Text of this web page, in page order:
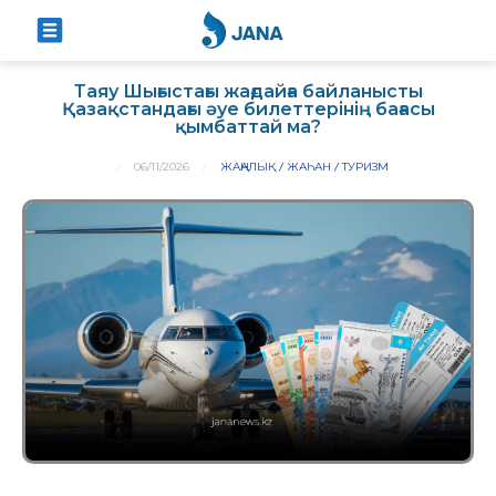
Таяу Шығыстағы жағдайға байланысты
Қазақстандағы әуе билеттерінің бағасы
қымбаттай ма?
06/11/2026 ЖАҢАЛЫҚ ЖАҺАН ТУРИЗМ